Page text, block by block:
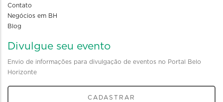
Contato
Negócios em BH
Blog
Divulgue seu evento
Envio de informações para divulgação de eventos no Portal Belo
Horizonte
CADASTRAR